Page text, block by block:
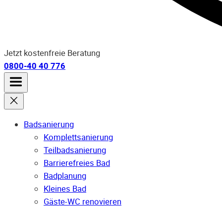
Jetzt kostenfreie Beratung
0800-40 40 776
Badsanierung
Komplettsanierung
Teilbadsanierung
Barrierefreies Bad
Badplanung
Kleines Bad
Gäste-WC renovieren